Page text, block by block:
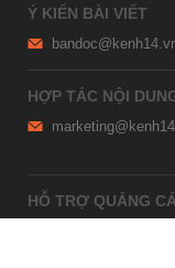
Ý KIẾN BÀI VIẾT
HỢP TÁC NỘI
HỖ TRỢ QUẢNG